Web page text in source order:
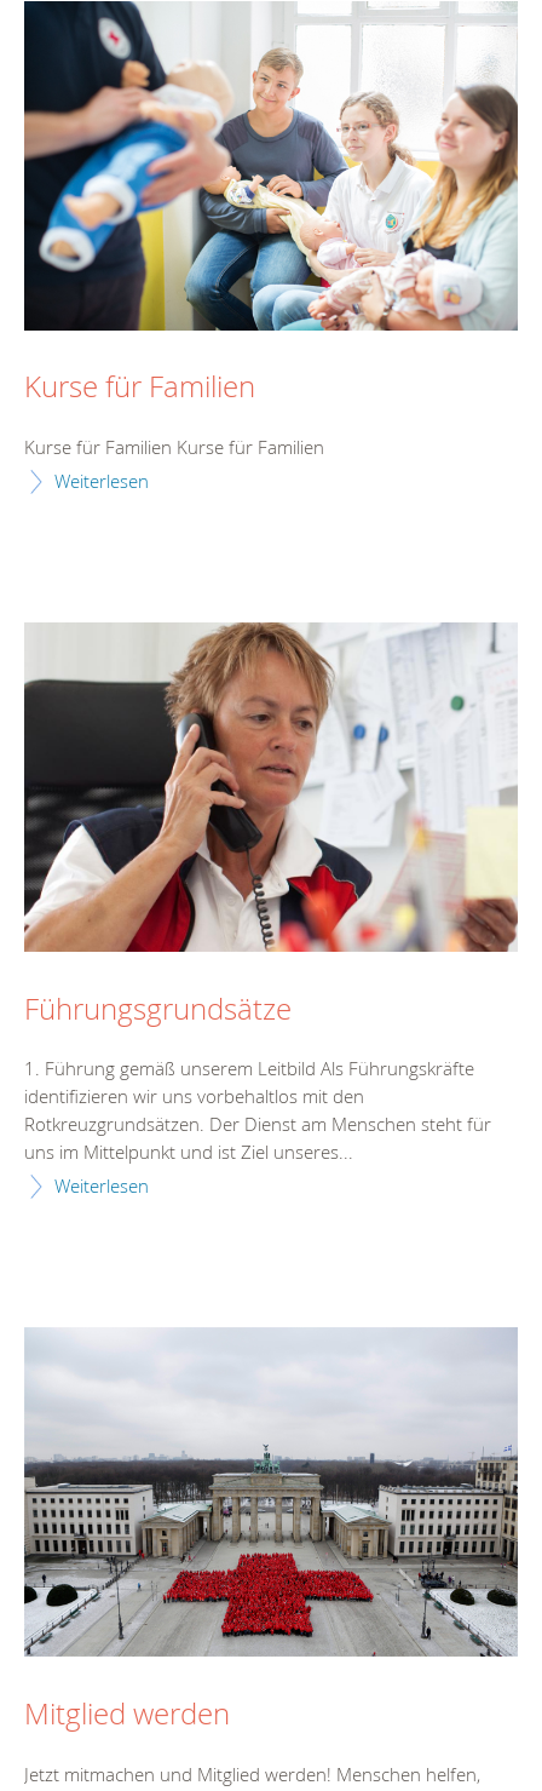
Kurse für Familien
Kurse für Familien Kurse für Familien
Weiterlesen
Führungsgrundsätze
1. Führung gemäß unserem Leitbild Als Führungskräfte
identifizieren wir uns vorbehaltlos mit den
Rotkreuzgrundsätzen. Der Dienst am Menschen steht für
uns im Mittelpunkt und ist Ziel unseres...
Weiterlesen
Mitglied werden
Jetzt mitmachen und Mitglied werden! Menschen helfen,